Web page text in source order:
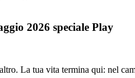
2026 speciale Play
La tua vita termina qui: nel